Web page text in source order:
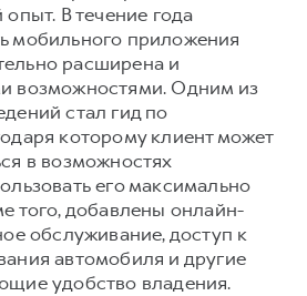
В течение года
мобильного приложения
расширена и
возможностями. Одним из
стал гид по
которому клиент может
в возможностях
его максимально
того, добавлены онлайн-
обслуживание, доступ к
автомобиля и другие
удобство владения.